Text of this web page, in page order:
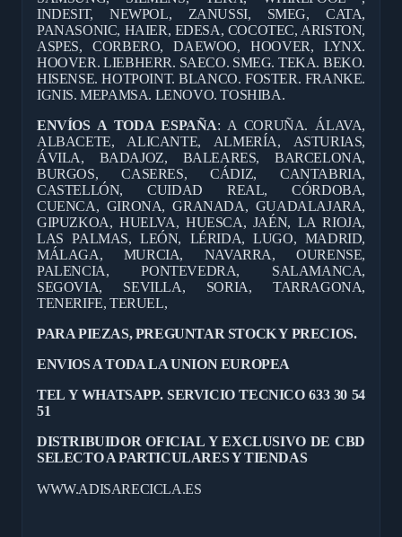
INDESIT, NEWPOL, ZANUSSI, SMEG, CATA,
PANASONIC, HAIER, EDESA, COCOTEC, ARISTON,
ASPES, CORBERO, DAEWOO, HOOVER, LYNX.
HOOVER. LIEBHERR. SAECO. SMEG. TEKA. BEKO.
HISENSE. HOTPOINT. BLANCO. FOSTER. FRANKE.
IGNIS. MEPAMSA. LENOVO. TOSHIBA.
ENVÍOS A TODA ESPAÑA: A CORUÑA. ÁLAVA,
ALBACETE, ALICANTE, ALMERÍA, ASTURIAS,
ÁVILA, BADAJOZ, BALEARES, BARCELONA,
BURGOS, CASERES, CÁDIZ, CANTABRIA,
CASTELLÓN, CUIDAD REAL, CÓRDOBA,
CUENCA, GIRONA, GRANADA, GUADALAJARA,
GIPUZKOA, HUELVA, HUESCA, JAÉN, LA RIOJA,
LAS PALMAS, LEÓN, LÉRIDA, LUGO, MADRID,
MÁLAGA, MURCIA, NAVARRA, OURENSE,
PALENCIA, PONTEVEDRA, SALAMANCA,
SEGOVIA, SEVILLA, SORIA, TARRAGONA,
TENERIFE, TERUEL,
PARA PIEZAS, PREGUNTAR STOCK Y PRECIOS.
ENVIOS A TODA LA UNION EUROPEA
TEL Y WHATSAPP. SERVICIO TECNICO 633 30 54
51
DISTRIBUIDOR OFICIAL Y EXCLUSIVO DE CBD
SELECTO A PARTICULARES Y TIENDAS
WWW.ADISARECICLA.ES